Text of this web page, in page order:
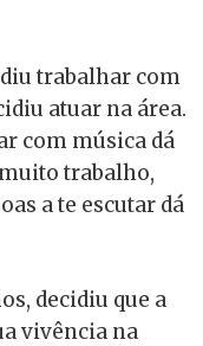
trabalhar com
atuar na área.
com música dá
trabalho,
a te escutar dá
decidiu que a
vivência na